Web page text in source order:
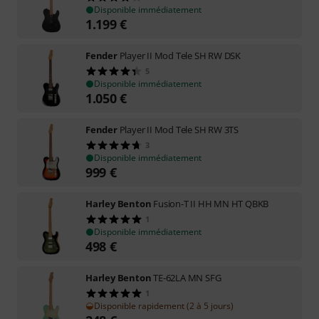
Disponible immédiatement
1.199€
Fender Player II Mod Tele SH RW DSK
5
Disponible immédiatement
1.050€
Fender Player II Mod Tele SH RW 3TS
3
Disponible immédiatement
999 €
Harley Benton Fusion-T II HH MN HT QBKB
1
Disponible immédiatement
498 €
Harley BentonTE-62LA MN SFG
1
Disponible rapidement (2 à 5 jours)